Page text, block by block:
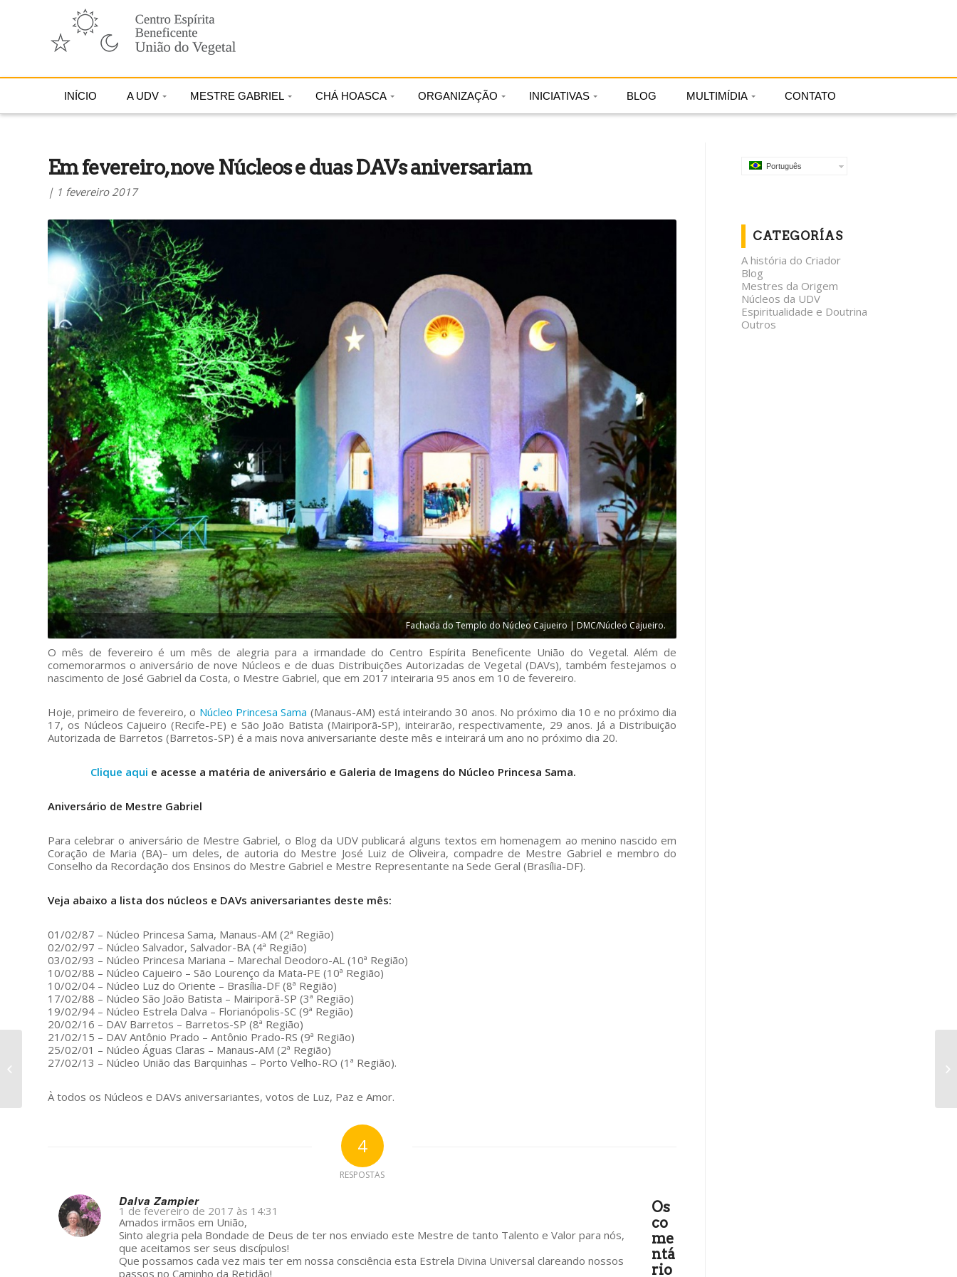
INÍCIO A UDV MESTRE GABRIEL CHÁ HOASCA ORGANIZAÇÃO INICIATIVAS BLOG MULTIMÍDIA CONTATO
Em fevereiro, nove Núcleos e duas DAVs aniversariam
| 1 fevereiro 2017
Fachada do Templo do Núcleo Cajueiro | DMC/Núcleo Cajueiro.
O mês de fevereiro é um mês de alegria para a irmandade do Centro Espírita Beneficente União do Vegetal. Além de
comemorarmos o aniversário de nove Núcleos e de duas Distribuições Autorizadas de Vegetal (DAVs), também festejamos o
nascimento de José Gabriel da Costa, o Mestre Gabriel, que em 2017 inteiraria 95 anos em 10 de fevereiro.
Hoje, primeiro de fevereiro, o Núcleo Princesa Sama (Manaus-AM) está inteirando 30 anos. No próximo dia 10 e no próximo dia
17, os Núcleos Cajueiro (Recife-PE) e São João Batista (Mairiporã-SP), inteirarão, respectivamente, 29 anos. Já a Distribuição
Autorizada de Barretos (Barretos-SP) é a mais nova aniversariante deste mês e inteirará um ano no próximo dia 20.
Clique aqui e acesse a matéria de aniversário e Galeria de Imagens do Núcleo Princesa Sama.
Aniversário de Mestre Gabriel
Para celebrar o aniversário de Mestre Gabriel, o Blog da UDV publicará alguns textos em homenagem ao menino nascido em
Coração de Maria (BA)– um deles, de autoria do Mestre José Luiz de Oliveira, compadre de Mestre Gabriel e membro do
Conselho da Recordação dos Ensinos do Mestre Gabriel e Mestre Representante na Sede Geral (Brasília-DF).
Veja abaixo a lista dos núcleos e DAVs aniversariantes deste mês:
01/02/87 – Núcleo Princesa Sama, Manaus-AM (2ª Região)
02/02/97 – Núcleo Salvador, Salvador-BA (4ª Região)
03/02/93 – Núcleo Princesa Mariana – Marechal Deodoro-AL (10ª Região)
10/02/88 – Núcleo Cajueiro – São Lourenço da Mata-PE (10ª Região)
10/02/04 – Núcleo Luz do Oriente – Brasília-DF (8ª Região)
17/02/88 – Núcleo São João Batista – Mairiporã-SP (3ª Região)
19/02/94 – Núcleo Estrela Dalva – Florianópolis-SC (9ª Região)
20/02/16 – DAV Barretos – Barretos-SP (8ª Região)
21/02/15 – DAV Antônio Prado – Antônio Prado-RS (9ª Região)
25/02/01 – Núcleo Águas Claras – Manaus-AM (2ª Região)
27/02/13 – Núcleo União das Barquinhas – Porto Velho-RO (1ª Região).
À todos os Núcleos e DAVs aniversariantes, votos de Luz, Paz e Amor.
4
RESPOSTAS
Dalva Zampier
s
ays:
1 de fevereiro de 2017 às 14:31
Amados irmãos em União,
Sinto alegria pela Bondade de Deus de ter nos enviado este Mestre de tanto Talento e Valor para nós,
que aceitamos ser seus discípulos!
Que possamos cada vez mais ter em nossa consciência esta Estrela Divina Universal clareando nossos
passos no Caminho da Retidão!
Os
co
me
ntá
rio
Português
CATEGORÍAS
A história do Criador
Blog
Mestres da Origem
Núcleos da UDV
Espiritualidade e Doutrina
Outros
Núcleo Princesa Sama